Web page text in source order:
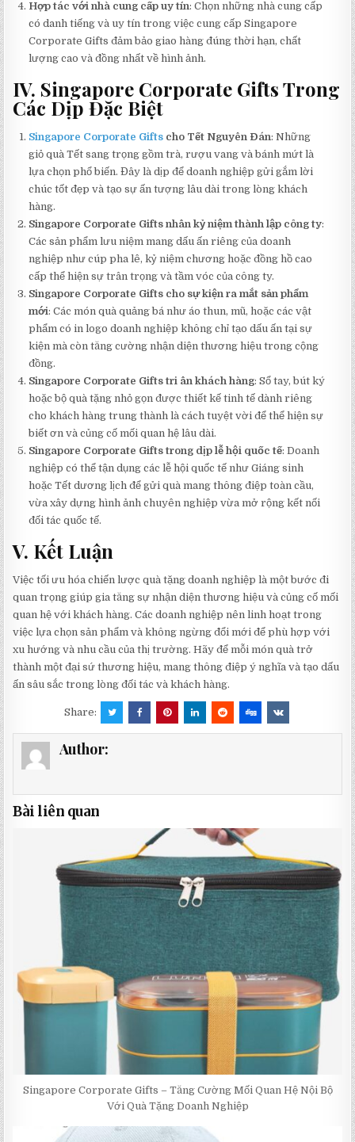
Hợp tác với nhà cung cấp uy tín: Chọn những nhà cung cấp
có danh tiếng và uy tín trong việc cung cấp Singapore
Corporate Gifts đảm bảo giao hàng đúng thời hạn, chất
lượng cao và đồng nhất về hình ảnh.
IV. Singapore Corporate Gifts Trong
Các Dịp Đặc Biệt
Singapore Corporate Gifts cho Tết Nguyên Đán: Những
giỏ quà Tết sang trọng gồm trà, rượu vang và bánh mứt là
lựa chọn phổ biến. Đây là dịp để doanh nghiệp gửi gắm lời
chúc tốt đẹp và tạo sự ấn tượng lâu dài trong lòng khách
hàng.
Singapore Corporate Gifts nhân kỷ niệm thành lập công ty:
Các sản phẩm lưu niệm mang dấu ấn riêng của doanh
nghiệp như cúp pha lê, kỷ niệm chương hoặc đồng hồ cao
cấp thể hiện sự trân trọng và tầm vóc của công ty.
Singapore Corporate Gifts cho sự kiện ra mắt sản phẩm
mới: Các món quà quảng bá như áo thun, mũ, hoặc các vật
phẩm có in logo doanh nghiệp không chỉ tạo dấu ấn tại sự
kiện mà còn tăng cường nhận diện thương hiệu trong cộng
đồng.
Singapore Corporate Gifts tri ân khách hàng: Sổ tay, bút ký
hoặc bộ quà tặng nhỏ gọn được thiết kế tinh tế dành riêng
cho khách hàng trung thành là cách tuyệt vời để thể hiện sự
biết ơn và củng cố mối quan hệ lâu dài.
Singapore Corporate Gifts trong dịp lễ hội quốc tế: Doanh
nghiệp có thể tận dụng các lễ hội quốc tế như Giáng sinh
hoặc Tết dương lịch để gửi quà mang thông điệp toàn cầu,
vừa xây dựng hình ảnh chuyên nghiệp vừa mở rộng kết nối
đối tác quốc tế.
V. Kết Luận
Việc tối ưu hóa chiến lược quà tặng doanh nghiệp là một bước đi
quan trọng giúp gia tăng sự nhận diện thương hiệu và củng cố mối
quan hệ với khách hàng. Các doanh nghiệp nên linh hoạt trong
việc lựa chọn sản phẩm và không ngừng đổi mới để phù hợp với
xu hướng và nhu cầu của thị trường. Hãy để mỗi món quà trở
thành một đại sứ thương hiệu, mang thông điệp ý nghĩa và tạo dấu
ấn sâu sắc trong lòng đối tác và khách hàng.
Share:
Author:
Bài liên quan
Singapore Corporate Gifts – Tăng Cường Mối Quan Hệ Nội Bộ
Với Quà Tặng Doanh Nghiệp